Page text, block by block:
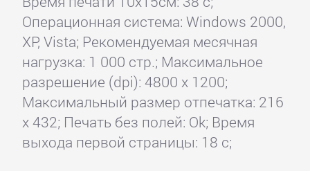
Операционная система: Windows 2000,
XP, Vista; Рекомендуемая месячная
нагрузка: 1 000 стр.; Максимальное
разрешение (dpi): 4800 x 1200;
Максимальный размер отпечатка: 216
x 432; Печать без полей: Ok; Время
выхода первой страницы: 18 с;